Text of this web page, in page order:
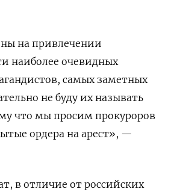
на привлечении
наиболее очевидных
самых заметных
не буду их называть
что мы просим прокуроров
ордера на арест», —
в отличие от российских